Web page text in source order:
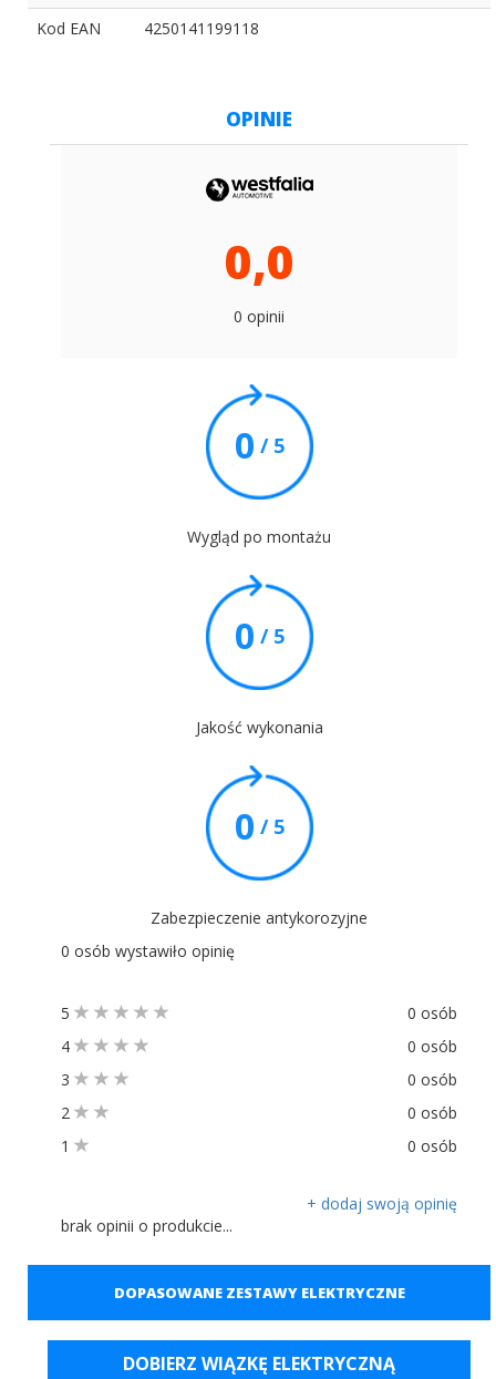
Kod EAN
4250141199118
OPINIE
0,0
0 opinii
0 / 5
Wygląd po montażu
0 / 5
Jakość wykonania
0 / 5
Zabezpieczenie antykorozyjne
0 osób wystawiło opinię
5
0 osób
4
0 osób
3
0 osób
2
0 osób
1
0 osób
+ dodaj swoją opinię
brak opinii o produkcie...
DOPASOWANE ZESTAWY ELEKTRYCZNE
DOBIERZ WIĄZKĘ ELEKTRYCZNĄ